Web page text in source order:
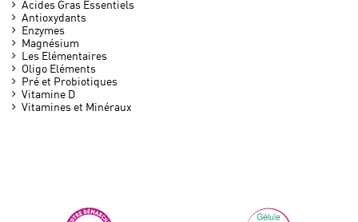
Acides Gras Essentiels
Antioxydants
Enzymes
Magnésium
Les Elémentaires
Oligo Eléments
Pré et Probiotiques
Vitamine D
Vitamines et Minéraux